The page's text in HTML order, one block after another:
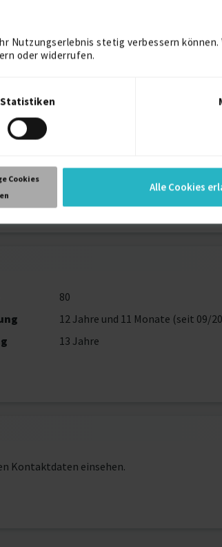
Nutzungserlebnis stetig verbessern
oder widerrufen.
Statistiken
Cookies
Alle Cookies
80
12 Jahre und 11 Monate (seit 09/
13 Jahre
Kontaktdaten einsehen.